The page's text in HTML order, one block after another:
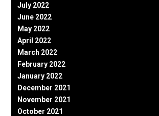
July 2022
June 2022
May 2022
April 2022
March 2022
February 2022
January 2022
December 2021
November 2021
October 2021